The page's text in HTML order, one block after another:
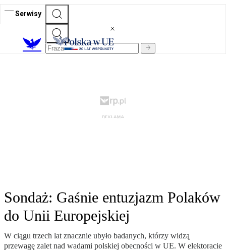
Serwisy
Sondaż: Gaśnie entuzjazm Polaków
do Unii Europejskiej
W ciągu trzech lat znacznie ubyło badanych, którzy widzą
przewagę zalet nad wadami polskiej obecności w UE. W elektoracie